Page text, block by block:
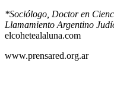
*Sociólogo, Doctor en
Llamamiento Argentino
elcohetealaluna.com
www.prensared.org.ar